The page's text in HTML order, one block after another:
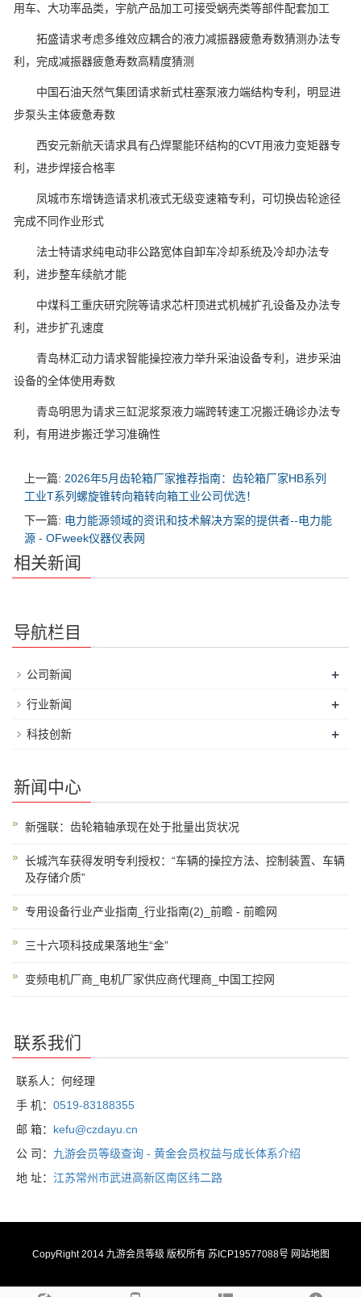
用车、大功率品类，宇航产品加工可接受蜗壳类等部件配套加工
拓盛请求考虑多维效应耦合的液力减振器疲惫寿数猜测办法专
利，完成减振器疲惫寿数高精度猜测
中国石油天然气集团请求新式柱塞泵液力端结构专利，明显进
步泵头主体疲惫寿数
西安元新航天请求具有凸焊聚能环结构的CVT用液力变矩器专
利，进步焊接合格率
凤城市东增铸造请求机液式无级变速箱专利，可切换齿轮途径
完成不同作业形式
法士特请求纯电动非公路宽体自卸车冷却系统及冷却办法专
利，进步整车续航才能
中煤科工重庆研究院等请求芯杆顶进式机械扩孔设备及办法专
利，进步扩孔速度
青岛林汇动力请求智能操控液力举升采油设备专利，进步采油
设备的全体使用寿数
青岛明思为请求三缸泥浆泵液力端跨转速工况搬迁确诊办法专
利，有用进步搬迁学习准确性
上一篇: 2026年5月齿轮箱厂家推荐指南：齿轮箱厂家HB系列
工业T系列螺旋锥转向箱转向箱工业公司优选！
下一篇: 电力能源领域的资讯和技术解决方案的提供者--电力能
源 - OFweek仪器仪表网
相关新闻
导航栏目
公司新闻 +
行业新闻 +
科技创新 +
新闻中心
新强联：齿轮箱轴承现在处于批量出货状况
长城汽车获得发明专利授权：“车辆的操控方法、控制装置、车辆
及存储介质”
专用设备行业产业指南_行业指南(2)_前瞻 - 前瞻网
三十六项科技成果落地生“金”
变频电机厂商_电机厂家供应商代理商_中国工控网
联系我们
联系人：何经理
手 机： 0519-83188355
邮 箱： kefu@czdayu.cn
公 司： 九游会员等级查询 - 黄金会员权益与成长体系介绍
地 址： 江苏常州市武进高新区南区纬二路
CopyRight 2014 九游会员等级 版权所有 苏ICP19577088号 网站地图